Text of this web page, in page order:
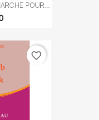
POUR...
favorite_border